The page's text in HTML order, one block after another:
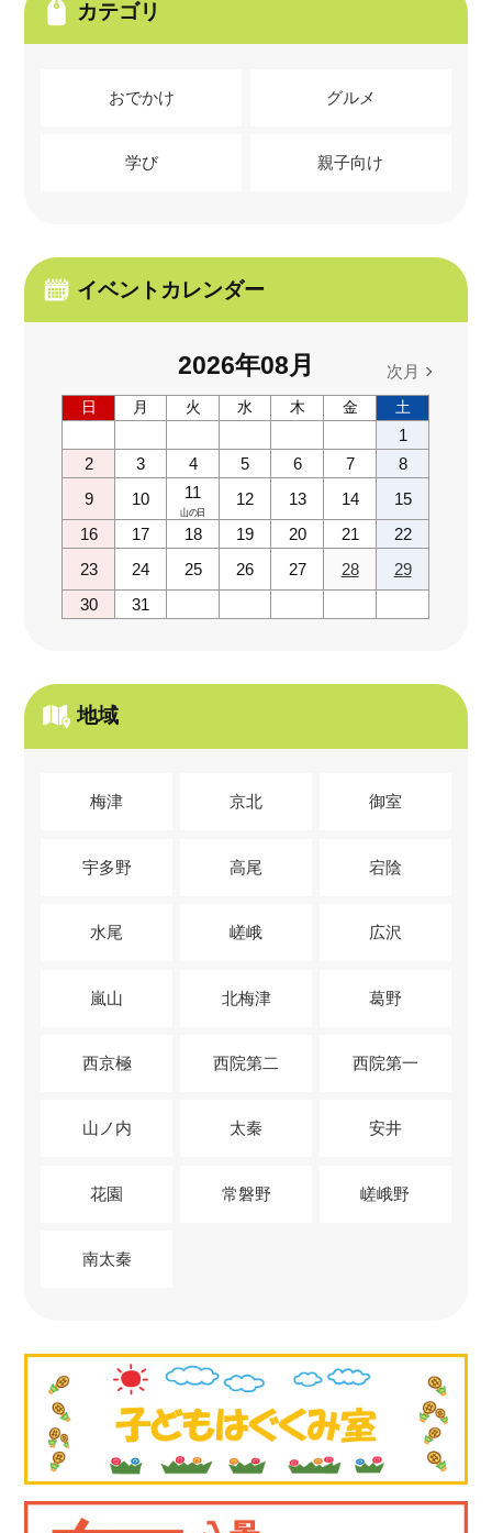
カテゴリ
おでかけ グルメ
学び 親子向け
イベントカレンダー
2026年08 月 次月
日 月 火 水 木 金 土
1
2
3 4 5 6 7
8
9
10 11
山の日
12 13 14
15
16
17 18 19 20 21
22
23
24 25 26 27 28
29
30
31
地域
梅津 京北 御室
宇多野 高尾 宕陰
水尾 嵯峨 広沢
嵐山 北梅津 葛野
西京極 西院第二 西院第一
山ノ内 太秦 安井
花園 常磐野 嵯峨野
南太秦